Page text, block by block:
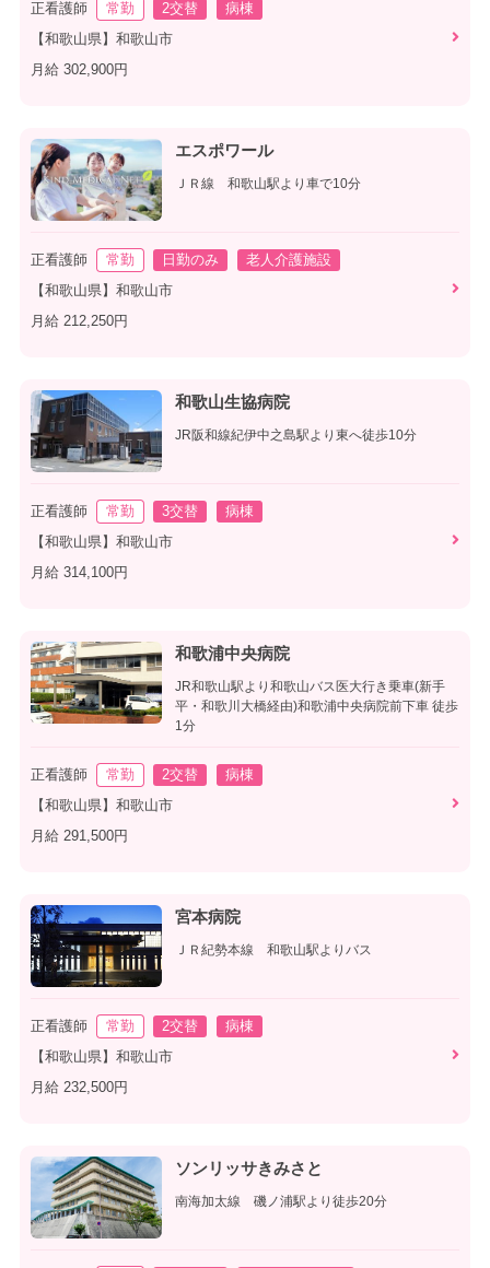
正看護師 常勤 2交替
病棟
【和歌山県】和歌山市
月給 302,900円
エスポワール
ＪＲ線 和歌山駅より車で10分
正看護師 常勤 日勤のみ
老人介護施設
【和歌山県】和歌山市
月給 212,250円
和歌山生協病院
JR阪和線紀伊中之島駅より東へ徒歩10分
正看護師 常勤 3交替
病棟
【和歌山県】和歌山市
月給 314,100円
和歌浦中央病院
JR和歌山駅より和歌山バス医大行き乗車(新手
平・和歌川大橋経由)和歌浦中央病院前下車 徒歩
1分
正看護師 常勤 2交替
病棟
【和歌山県】和歌山市
月給 291,500円
宮本病院
ＪＲ紀勢本線 和歌山駅よりバス
正看護師 常勤 2交替
病棟
【和歌山県】和歌山市
月給 232,500円
ソンリッサきみさと
南海加太線 磯ノ浦駅より徒歩20分